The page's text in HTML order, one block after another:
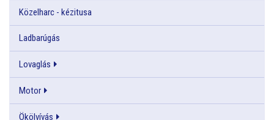
Közelharc - kézitusa
Ladbarúgás
Lovaglás
Motor
Ökölvívás